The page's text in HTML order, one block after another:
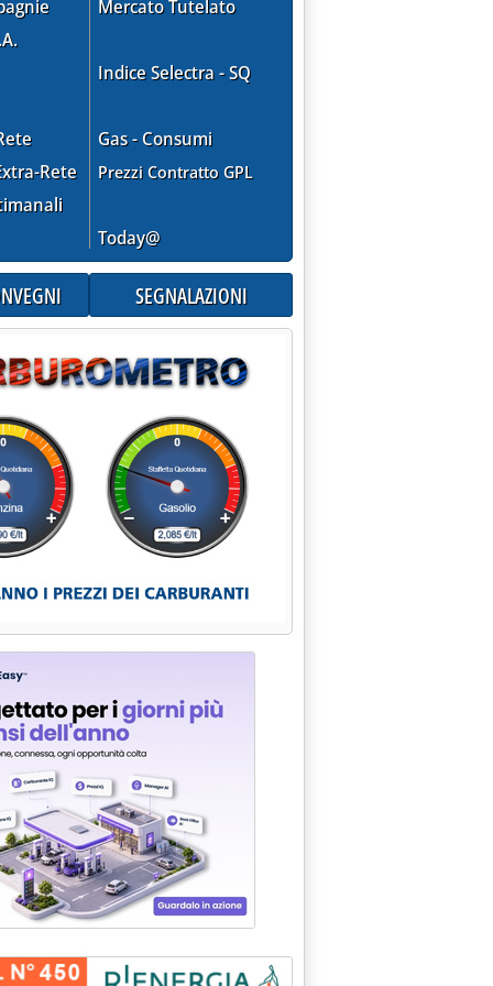
Rete
Mercato Tutelato
Indice Selectra - SQ
Gas - Consumi
Prezzi Contratto GPL
Today@
SEGNALAZIONI